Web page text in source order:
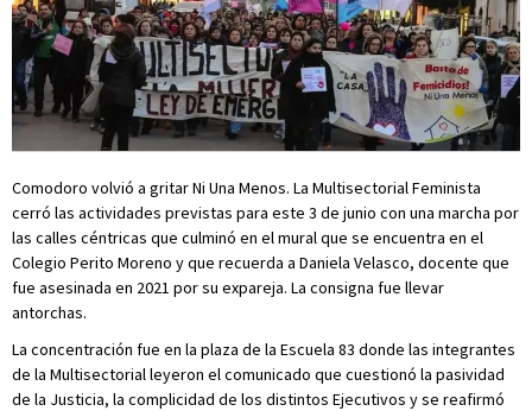
Comodoro volvió a gritar Ni Una Menos. La Multisectorial Feminista
cerró las actividades previstas para este 3 de junio con una marcha por
las calles céntricas que culminó en el mural que se encuentra en el
Colegio Perito Moreno y que recuerda a Daniela Velasco, docente que
fue asesinada en 2021 por su expareja. La consigna fue llevar
antorchas.
La concentración fue en la plaza de la Escuela 83 donde las integrantes
de la Multisectorial leyeron el comunicado que cuestionó la pasividad
de la Justicia, la complicidad de los distintos Ejecutivos y se reafirmó